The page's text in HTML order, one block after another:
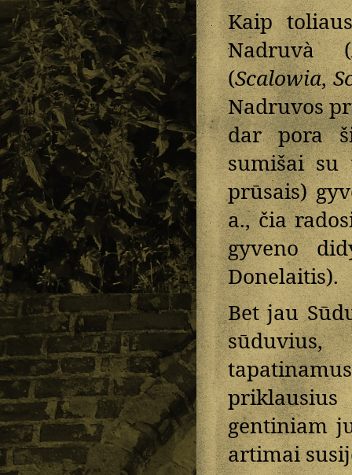
Kaip
Nadruvà (
(Scalowia,
Nadruvos
dar pora
sumišai su
prūsais)
a., čia
gyveno
Donelaitis).
Bet jau
gentiniam
artimai